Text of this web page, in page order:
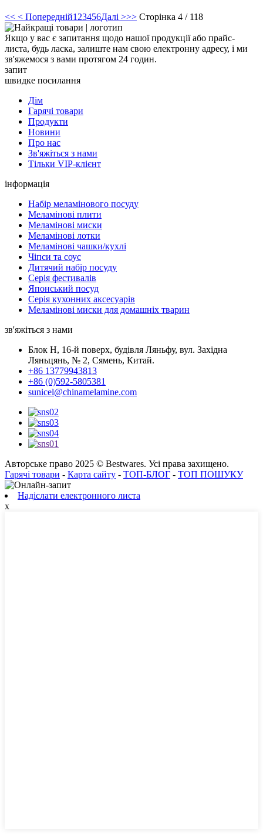
<< < Попередній1 23456Далі >>> Сторінка 4 / 118
Якщо у вас є запитання щодо нашої продукції або прайс-
листа, будь ласка, залиште нам свою електронну адресу, і ми
зв'яжемося з вами протягом 24 годин.
запит
швидке посилання
Дім
Гарячі товари
Продукти
Новини
Про нас
Зв'яжіться з нами
Тільки VIP-клієнт
інформація
Набір меламінового посуду
Меламінові плити
Меламінові миски
Меламінові лотки
Меламінові чашки/кухлі
Чіпси та соус
Дитячий набір посуду
Серія фестивалів
Японський посуд
Серія кухонних аксесуарів
Меламінові миски для домашніх тварин
зв'яжіться з нами
Блок H, 16-й поверх, будівля Ляньфу, вул. Західна
Ляньцянь, № 2, Сямень, Китай.
+86 13779943813
+86 (0)592-5805381
sunicel@chinamelamine.com
Авторське право 2025 © Bestwares. Усі права захищено.
Гарячі товари - Карта сайту - ТОП-БЛОГ - ТОП ПОШУКУ
Надіслати електронного листа
x